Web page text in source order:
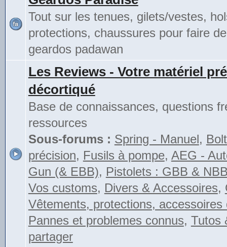
Tout sur les tenues, gilets/vestes,
protections, chaussures pour faire
geardos padawan
Les Reviews - Votre matériel
décortiqué
Base de connaissances, questions
ressources
Sous-forums : Spring - Manuel,
précision, Fusils à pompe, AEG -
Gun (& EBB), Pistolets : GBB &
Vos customs, Divers & Accessoires,
Vêtements, protections, accessoires
Pannes et problemes connus, Tutos
partager